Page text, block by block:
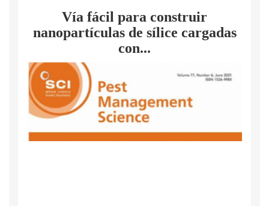
Vía fácil para construir
nanopartículas de sílice cargadas
con...